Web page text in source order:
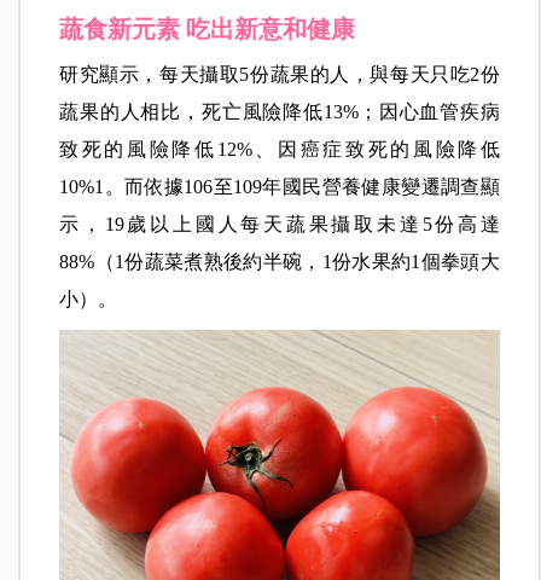
蔬食新元素 吃出新意和健康
研究顯示，每天攝取5份蔬果的人，與每天只吃2份
蔬果的人相比，死亡風險降低13%；因心血管疾病
致死的風險降低12%、因癌症致死的風險降低
10%1。而依據106至109年國民營養健康變遷調查顯
示，19歲以上國人每天蔬果攝取未達5份高達
88%（1份蔬菜煮熟後約半碗，1份水果約1個拳頭大
小）。